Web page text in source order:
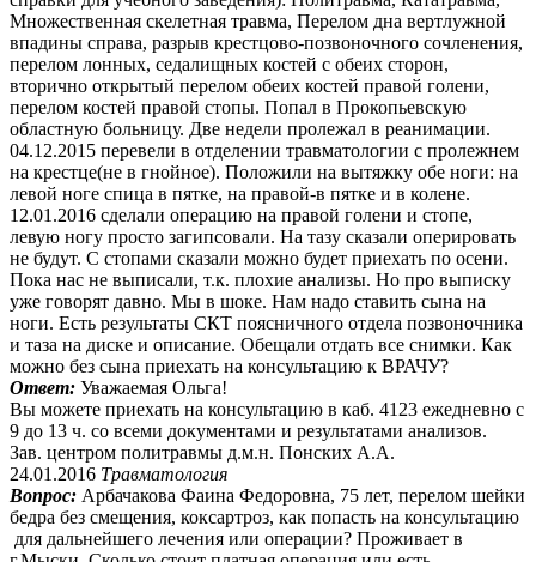
Множественная скелетная травма, Перелом дна вертлужной
впадины справа, разрыв крестцово-позвоночного сочленения,
перелом лонных, седалищных костей с обеих сторон,
вторично открытый перелом обеих костей правой голени,
перелом костей правой стопы. Попал в Прокопьевскую
областную больницу. Две недели пролежал в реанимации.
04.12.2015 перевели в отделении травматологии с пролежнем
на крестце(не в гнойное). Положили на вытяжку обе ноги: на
левой ноге спица в пятке, на правой-в пятке и в колене.
12.01.2016 сделали операцию на правой голени и стопе,
левую ногу просто загипсовали. На тазу сказали оперировать
не будут. С стопами сказали можно будет приехать по осени.
Пока нас не выписали, т.к. плохие анализы. Но про выписку
уже говорят давно. Мы в шоке. Нам надо ставить сына на
ноги. Есть результаты СКТ поясничного отдела позвоночника
и таза на диске и описание. Обещали отдать все снимки. Как
можно без сына приехать на консультацию к ВРАЧУ?
Ответ: Уважаемая Ольга!
Вы можете приехать на консультацию в каб. 4123 ежедневно с
9 до 13 ч. со всеми документами и результатами анализов.
Зав. центром политравмы д.м.н. Понских А.А.
24.01.2016 Травматология
Вопрос: Арбачакова Фаина Федоровна, 75 лет, перелом шейки
бедра без смещения, коксартроз, как попасть на консультацию
для дальнейшего лечения или операции? Проживает в